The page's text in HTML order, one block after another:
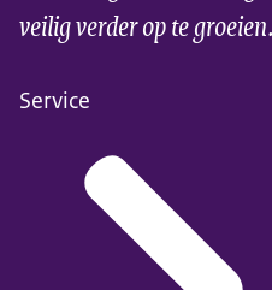
veilig verder op te groeien.
Service